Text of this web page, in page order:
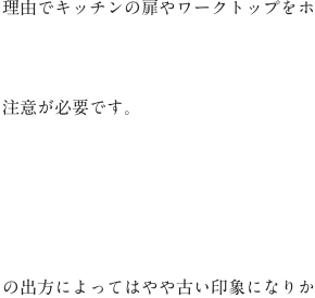
由でキッチンの扉やワークトップをホ
意が必要です。
出方によってはやや古い印象になりか